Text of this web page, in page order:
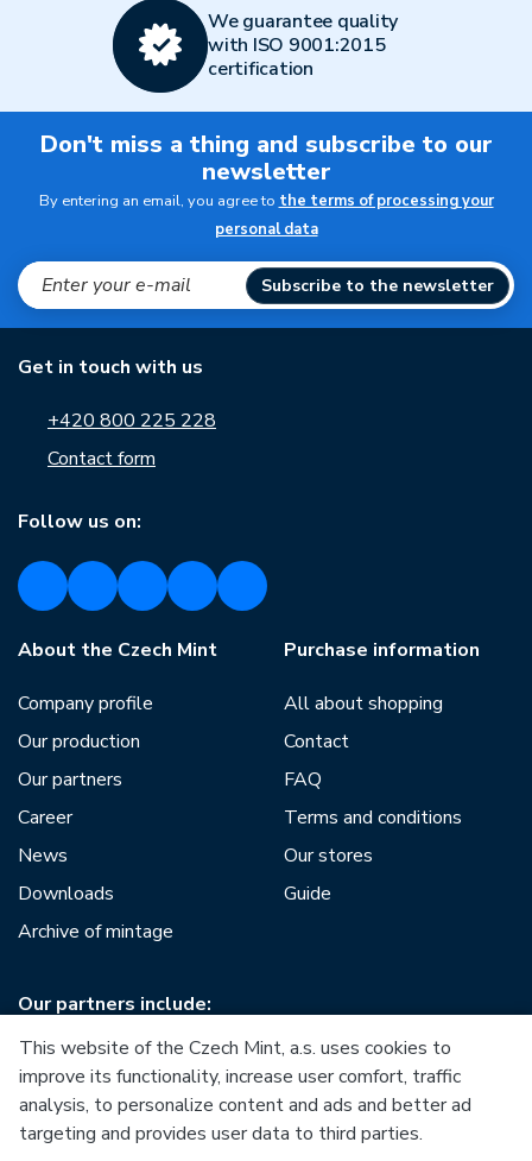
We guarantee quality
with ISO 9001:2015
certification
Don't miss a thing and subscribe to our
newsletter
By entering an email, you agree to the terms of processing your
personal data
Subscribe to the newsletter
Get in touch with us
+420 800 225 228
Contact form
Follow us on:
About the Czech Mint
Company profile
Our production
Our partners
Career
News
Downloads
Archive of mintage
Purchase information
All about shopping
Contact
FAQ
Terms and conditions
Our stores
Guide
Our partners include:
This website of the Czech Mint, a.s. uses cookies to
improve its functionality, increase user comfort, traffic
analysis, to personalize content and ads and better ad
targeting and provides user data to third parties.